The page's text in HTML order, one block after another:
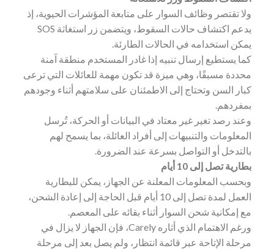
ولا تقتصر وظائف السوار على متابعة المؤشرات الحيوية، إذ
يدعم اكتشاف حالات السقوط، ويتضمن زر استغاثة SOS
يمكن استخدامه في الحالات الطارئة.
كما يستطيع إرسال تنبيه إذا غادر المستخدم منطقة آمنة
محددة مسبقًا، وهي ميزة قد تكون مهمة للعائلات التي ترعى
كبار السن وتحتاج إلى الاطمئنان على سلامتهم أثناء وجودهم
بمفردهم.
وعند رصد تغير غير معتاد في البيانات أو الحركة، تُرسل
المعلومات والتنبيهات إلى أفراد العائلة، بما يسمح لهم
بالتدخل أو التواصل بسرعة عند الضرورة.
بطارية تصل إلى 10 أيام
وبحسب المعلومات المعلنة عن الجهاز، يمكن للبطارية
العمل لمدة تصل إلى 10 أيام قبل الحاجة إلى إعادة الشحن،
مع إمكانية شحن السوار أثناء بقائه على المعصم.
ورغم الاهتمام الذي أثاره Carely، فإن الجهاز لا يزال في
مرحلة الإتاحة عبر قائمة انتظار، ولم يصل بعد إلى مرحلة